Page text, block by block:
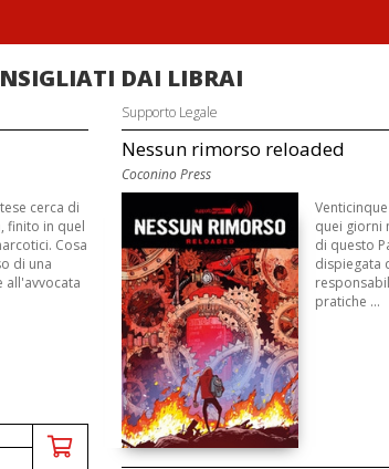
DAI LIBRAI
cerca di
finito in quel
Cosa
di una
all'avvocata
Supporto Legale
Nessun rimorso reloaded
Coconino Press
quei giorni
di questo
dispiegata
pratiche ...